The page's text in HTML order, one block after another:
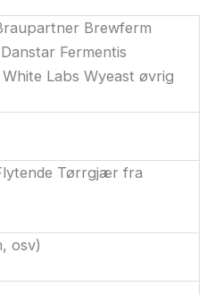
Brewferm
Fermentis
Labs Wyeast øvrig
Tørrgjær fra
osv)